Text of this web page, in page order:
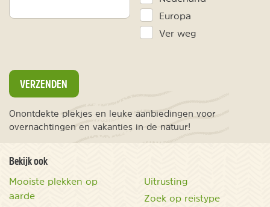
Europa
Ver weg
VERZENDEN
Onontdekte plekjes en leuke aanbiedingen voor
overnachtingen en vakanties in de natuur!
Bekijk ook
Mooiste plekken op
aarde
Uitrusting
Zoek op reistype